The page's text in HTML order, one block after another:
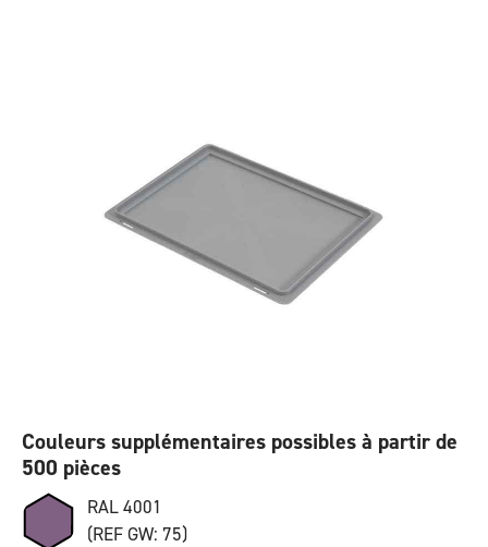
Couleurs supplémentaires possibles à partir de
500 pièces
RAL 4001
(REF GW: 75)